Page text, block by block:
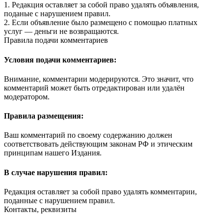
1. Редакция оставляет за собой право удалять объявления,
поданые с нарушением правил.
2. Если объявление было размещено с помощью платных
услуг — деньги не возвращаются.
Правила подачи комментариев
Условия подачи комментариев:
Внимание, комментарии модерируются. Это значит, что
комментарий может быть отредактирован или удалён
модератором.
Правила размещения:
Ваш комментарий по своему содержанию должен
соответствовать действующим законам РФ и этическим
принципам нашего Издания.
В случае нарушения правил:
Редакция оставляет за собой право удалять комментарии,
поданные с нарушением правил.
Контакты, реквизиты